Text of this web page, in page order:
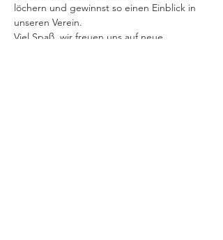
löchern und gewinnst so einen Einblick in
unseren Verein.
Viel Spaß, wir freuen uns auf neue